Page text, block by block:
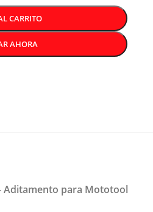
CARRITO
AHORA
Aditamento para Mototool